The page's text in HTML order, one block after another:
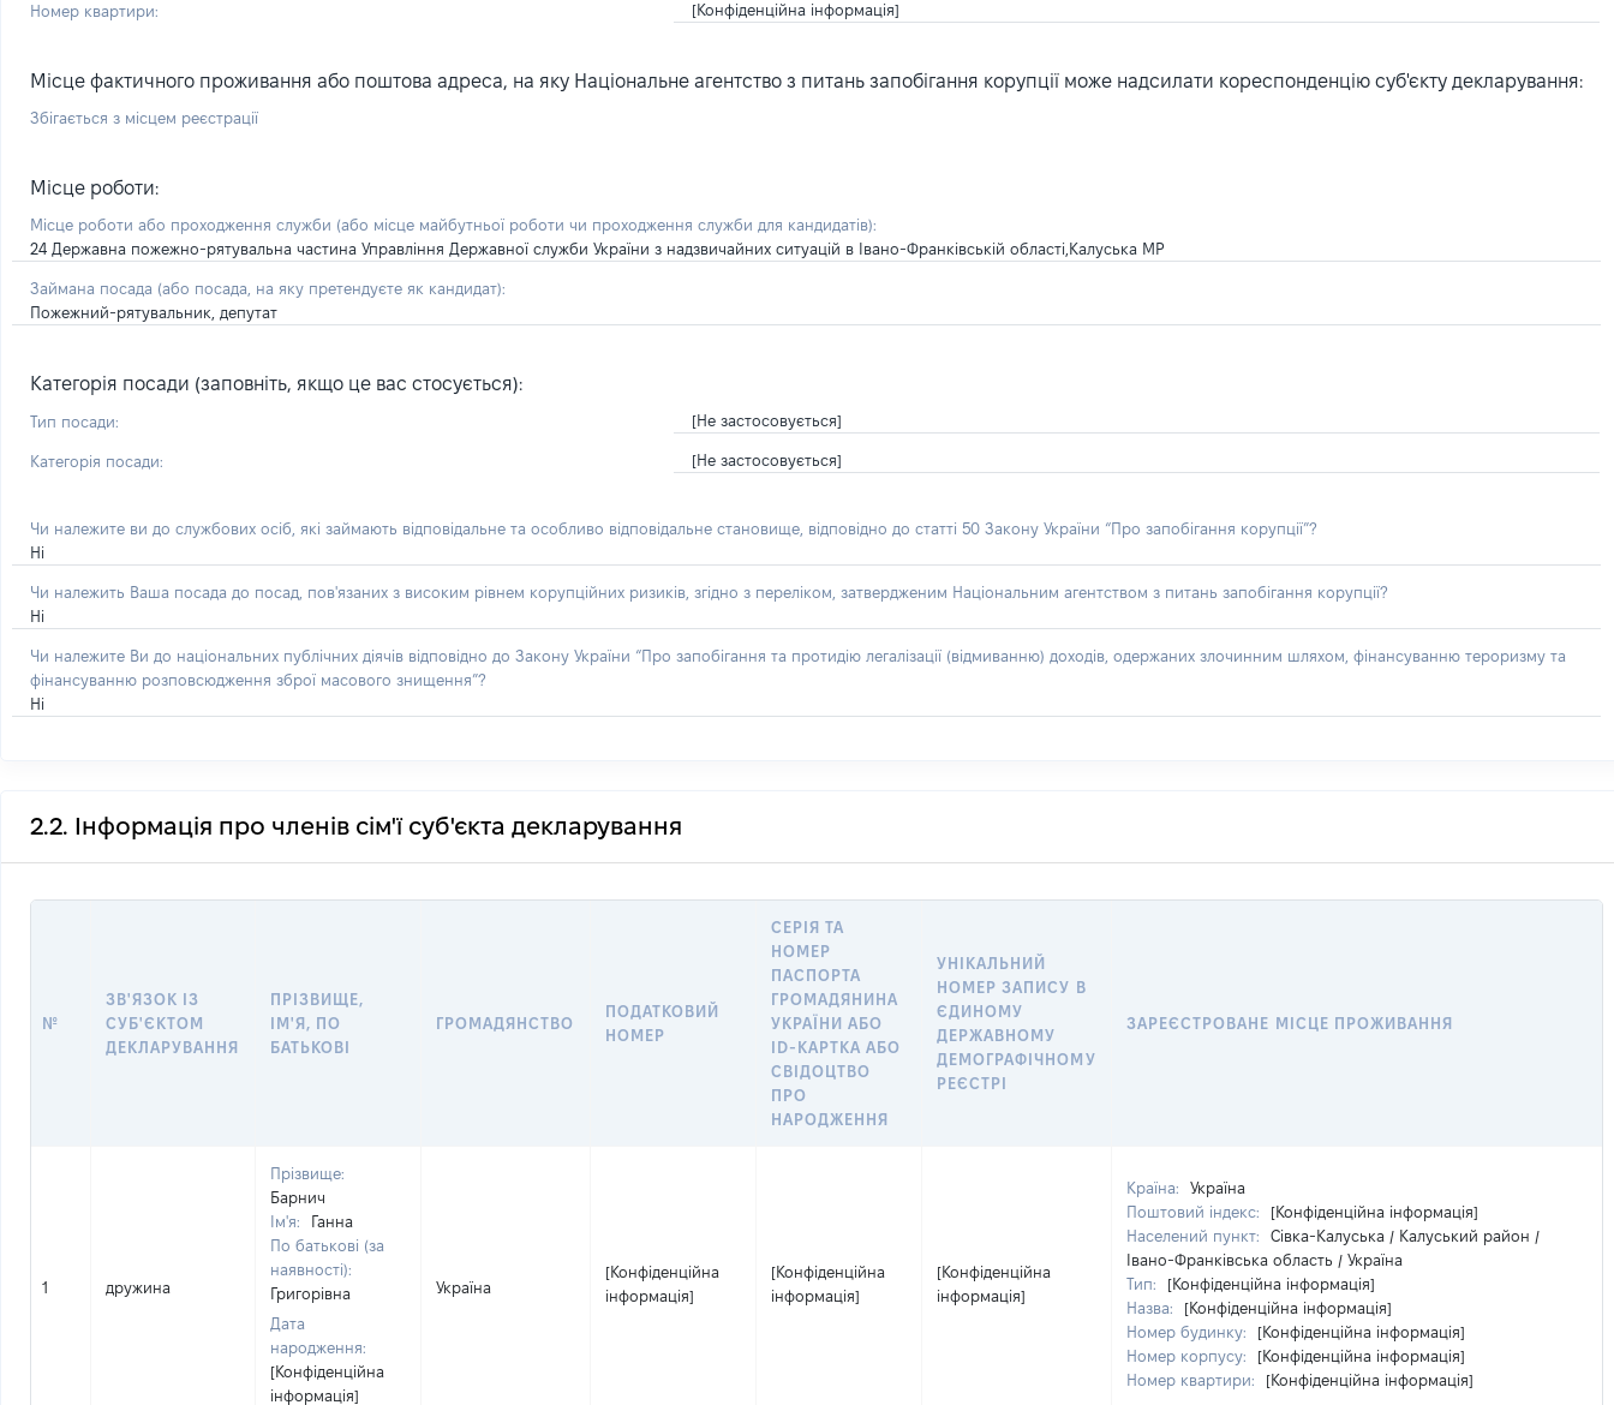
Номер квартири: [Конфіденційна інформація]
Місце фактичного проживання або поштова адреса, на яку Національне агентство з питань запобігання корупції може надсилати кореспонденцію суб'єкту декларування:
Збігається з місцем реєстрації
Місце роботи:
Місце роботи або проходження служби (або місце майбутньої роботи чи проходження служби для кандидатів):
24 Державна пожежно-рятувальна частина Управління Державної служби України з надзвичайних ситуацій в Івано-Франківській області,Калуська МР
Займана посада (або посада, на яку претендуєте як кандидат):
Пожежний-рятувальник, депутат
Категорія посади (заповніть, якщо це вас стосується):
Тип посади: [Не застосовується]
Категорія посади: [Не застосовується]
Чи належите ви до службових осіб, які займають відповідальне та особливо відповідальне становище, відповідно до статті 50 Закону України “Про запобігання корупції”?
Ні
Чи належить Ваша посада до посад, пов'язаних з високим рівнем корупційних ризиків, згідно з переліком, затвердженим Національним агентством з питань запобігання корупції?
Ні
Чи належите Ви до національних публічних діячів відповідно до Закону України “Про запобігання та протидію легалізації (відмиванню) доходів, одержаних злочинним шляхом, фінансуванню тероризму та
фінансуванню розповсюдження зброї масового знищення”?
Ні
2.2. Інформація про членів сім'ї суб'єкта декларування
№
ЗВ'ЯЗОК ІЗ
СУБ'ЄКТОМ
ДЕКЛАРУВАННЯ
ПРІЗВИЩЕ,
ІМ'Я, ПО
БАТЬКОВІ
ГРОМАДЯНСТВО
ПОДАТКОВИЙ
НОМЕР
СЕРІЯ ТА
НОМЕР
ПАСПОРТА
ГРОМАДЯНИНА
УКРАЇНИ АБО
ID-КАРТКА АБО
СВІДОЦТВО
ПРО
НАРОДЖЕННЯ
УНІКАЛЬНИЙ
НОМЕР ЗАПИСУ В
ЄДИНОМУ
ДЕРЖАВНОМУ
ДЕМОГРАФІЧНОМУ
РЕЄСТРІ
ЗАРЕЄСТРОВАНЕ МІСЦЕ ПРОЖИВАННЯ
1 дружина
Прізвище:
Барнич
Ім'я:
Ганна
По батькові (за
наявності):
Григорівна
Дата
народження:
[Конфіденційна
інформація]
Україна
[Конфіденційна
інформація]
[Конфіденційна
інформація]
[Конфіденційна
інформація]
Країна:
Україна
Поштовий індекс:
[Конфіденційна інформація]
Населений пункт:
Сівка-Калуська / Калуський район /
Івано-Франківська область / Україна
Тип:
[Конфіденційна інформація]
Назва:
[Конфіденційна інформація]
Номер будинку:
[Конфіденційна інформація]
Номер корпусу:
[Конфіденційна інформація]
Номер квартири:
[Конфіденційна інформація]